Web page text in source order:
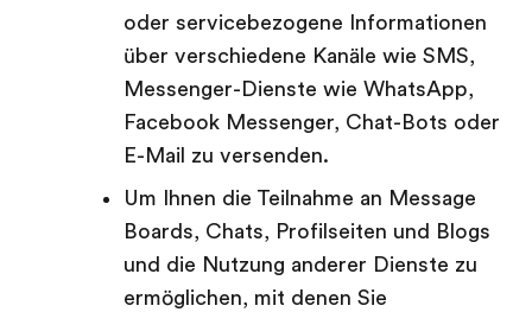
oder servicebezogene Informationen
über verschiedene Kanäle wie SMS,
Messenger-Dienste wie WhatsApp,
Facebook Messenger, Chat-Bots oder
E-Mail zu versenden.
Um Ihnen die Teilnahme an Message
Boards, Chats, Profilseiten und Blogs
und die Nutzung anderer Dienste zu
ermöglichen, mit denen Sie